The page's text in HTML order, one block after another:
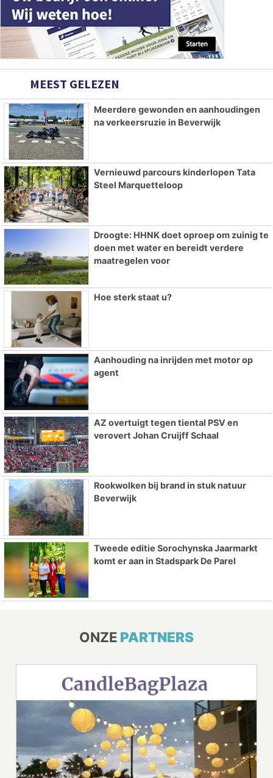
MEEST GELEZEN
Meerdere gewonden en aanhoudingen
na verkeersruzie in Beverwijk
Vernieuwd parcours kinderlopen Tata
Steel Marquetteloop
Droogte: HHNK doet oproep om zuinig te
doen met water en bereidt verdere
maatregelen voor
Hoe sterk staat u?
Aanhouding na inrijden met motor op
agent
AZ overtuigt tegen tiental PSV en
verovert Johan Cruijff Schaal
Rookwolken bij brand in stuk natuur
Beverwijk
Tweede editie Sorochynska Jaarmarkt
komt er aan in Stadspark De Parel
ONZE PARTNERS